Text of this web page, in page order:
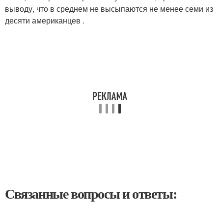
выводу, что в среднем не высыпаются не менее семи из
десяти американцев .
Связанные вопросы и ответы: